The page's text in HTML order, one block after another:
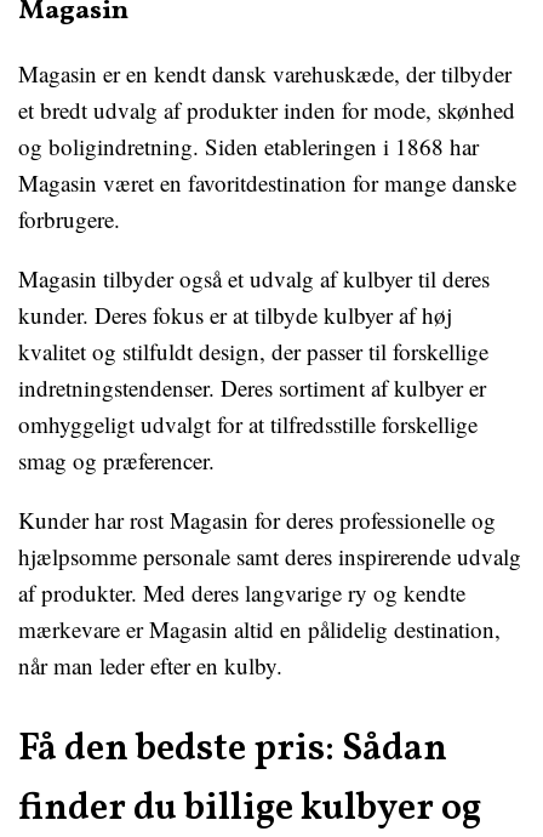
Magasin
Magasin er en kendt dansk varehuskæde, der tilbyder
et bredt udvalg af produkter inden for mode, skønhed
og boligindretning. Siden etableringen i 1868 har
Magasin været en favoritdestination for mange danske
forbrugere.
Magasin tilbyder også et udvalg af kulbyer til deres
kunder. Deres fokus er at tilbyde kulbyer af høj
kvalitet og stilfuldt design, der passer til forskellige
indretningstendenser. Deres sortiment af kulbyer er
omhyggeligt udvalgt for at tilfredsstille forskellige
smag og præferencer.
Kunder har rost Magasin for deres professionelle og
hjælpsomme personale samt deres inspirerende udvalg
af produkter. Med deres langvarige ry og kendte
mærkevare er Magasin altid en pålidelig destination,
når man leder efter en kulby.
Få den bedste pris: Sådan
finder du billige kulbyer og